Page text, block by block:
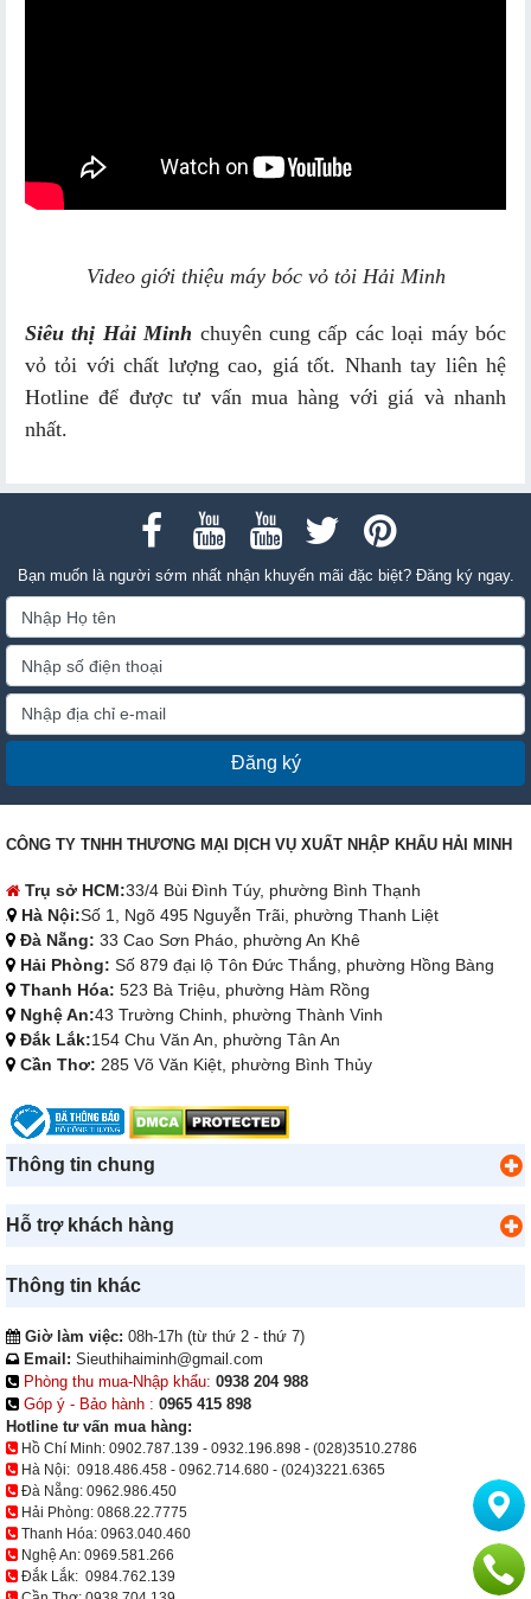
Video giới thiệu máy bóc vỏ tỏi Hải Minh
Siêu thị Hải Minh chuyên cung cấp các loại máy bóc
vỏ tỏi với chất lượng cao, giá tốt. Nhanh tay liên hệ
Hotline để được tư vấn mua hàng với giá và nhanh
nhất.
Bạn muốn là người sớm nhất nhận khuyến mãi đặc biệt? Đăng ký ngay.
Đăng ký
CÔNG TY TNHH THƯƠNG MẠI DỊCH VỤ XUẤT NHẬP KHẨU HẢI MINH
Trụ sở HCM:33/4 Bùi Đình Túy, phường Bình Thạnh
Hà Nội:Số 1, Ngõ 495 Nguyễn Trãi, phường Thanh Liệt
Đà Nẵng: 33 Cao Sơn Pháo, phường An Khê
Hải Phòng: Số 879 đại lộ Tôn Đức Thắng, phường Hồng Bàng
Thanh Hóa: 523 Bà Triệu, phường Hàm Rồng
Nghệ An:43 Trường Chinh, phường Thành Vinh
Đắk Lắk:154 Chu Văn An, phường Tân An
Cần Thơ: 285 Võ Văn Kiệt, phường Bình Thủy
Thông tin chung
Hỗ trợ khách hàng
Thông tin khác
Giờ làm việc: 08h-17h (từ thứ 2 - thứ 7)
Email: Sieuthihaiminh@gmail.com
Phòng thu mua-Nhập khẩu: 0938 204 988
Góp ý - Bảo hành : 0965 415 898
Hotline tư vấn mua hàng:
Hồ Chí Minh: 0902.787.139 - 0932.196.898 - (028)3510.2786
Hà Nội: 0918.486.458 - 0962.714.680 - (024)3221.6365
Đà Nẵng: 0962.986.450
Hải Phòng: 0868.22.7775
Thanh Hóa: 0963.040.460
Nghệ An: 0969.581.266
Đắk Lắk: 0984.762.139